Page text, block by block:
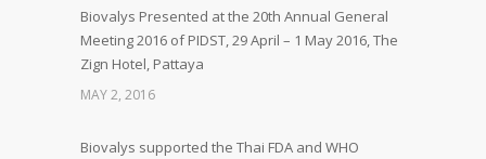
Biovalys Presented at the 20th Annual General
Meeting 2016 of PIDST, 29 April – 1 May 2016, The
Zign Hotel, Pattaya
MAY 2, 2016
Biovalys supported the Thai FDA and WHO